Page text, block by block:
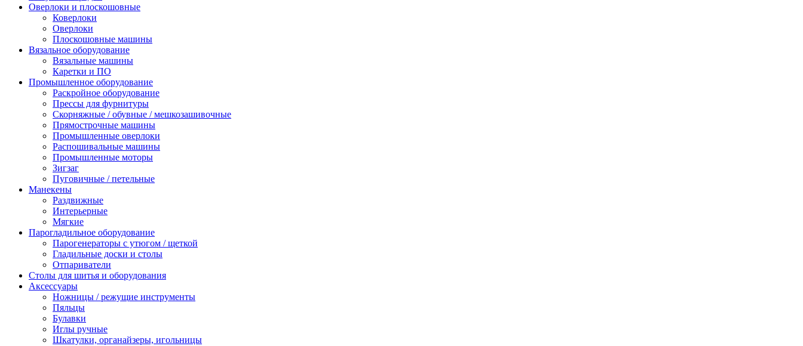
Оверлоки и плоскошовные
Коверлоки
Оверлоки
Плоскошовные машины
Вязальное оборудование
Вязальные машины
Каретки и ПО
Промышленное оборудование
Раскройное оборудование
Прессы для фурнитуры
Скорняжные / обувные / мешкозашивочные
Прямострочные машины
Промышленные оверлоки
Распошивальные машины
Промышленные моторы
Зигзаг
Пуговичные / петельные
Манекены
Раздвижные
Интерьерные
Мягкие
Парогладильное оборудование
Парогенераторы с утюгом / щеткой
Гладильные доски и столы
Отпариватели
Столы для шитья и оборудования
Аксессуары
Ножницы / режущие инструменты
Пяльцы
Булавки
Иглы ручные
Шкатулки, органайзеры, игольницы